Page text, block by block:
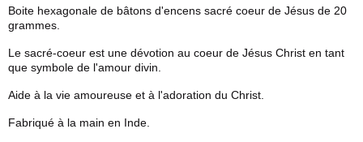
Boite hexagonale de bâtons d'encens sacré coeur de Jésus de 20
grammes.
Le sacré-coeur est une dévotion au coeur de Jésus Christ en tant
que symbole de l'amour divin.
Aide à la vie amoureuse et à l'adoration du Christ.
Fabriqué à la main en Inde.